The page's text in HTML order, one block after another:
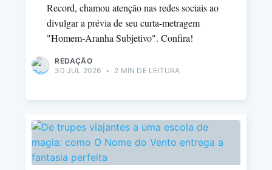
Record, chamou atenção nas redes sociais ao
divulgar a prévia de seu curta-metragem
"Homem-Aranha Subjetivo". Confira!
REDAÇÃO
30 JUL 2026 • 2 MIN DE LEITURA